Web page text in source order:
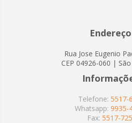
Rua Jose Eugenio
CEP 04926-060 |
Telefone: 5517-
Whatsapp: 9935-
Fax: 5517-